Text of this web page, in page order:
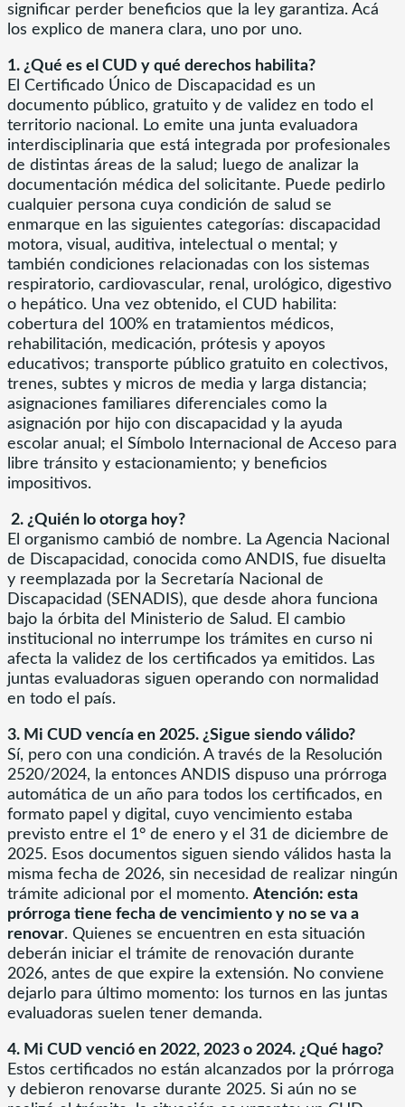
significar perder beneficios que la ley garantiza. Acá
los explico de manera clara, uno por uno.
1. ¿Qué es el CUD y qué derechos habilita?
El Certificado Único de Discapacidad es un
documento público, gratuito y de validez en todo el
territorio nacional. Lo emite una junta evaluadora
interdisciplinaria que está integrada por profesionales
de distintas áreas de la salud; luego de analizar la
documentación médica del solicitante. Puede pedirlo
cualquier persona cuya condición de salud se
enmarque en las siguientes categorías: discapacidad
motora, visual, auditiva, intelectual o mental; y
también condiciones relacionadas con los sistemas
respiratorio, cardiovascular, renal, urológico, digestivo
o hepático. Una vez obtenido, el CUD habilita:
cobertura del 100% en tratamientos médicos,
rehabilitación, medicación, prótesis y apoyos
educativos; transporte público gratuito en colectivos,
trenes, subtes y micros de media y larga distancia;
asignaciones familiares diferenciales como la
asignación por hijo con discapacidad y la ayuda
escolar anual; el Símbolo Internacional de Acceso para
libre tránsito y estacionamiento; y beneficios
impositivos.
2. ¿Quién lo otorga hoy?
El organismo cambió de nombre. La Agencia Nacional
de Discapacidad, conocida como ANDIS, fue disuelta
y reemplazada por la Secretaría Nacional de
Discapacidad (SENADIS), que desde ahora funciona
bajo la órbita del Ministerio de Salud. El cambio
institucional no interrumpe los trámites en curso ni
afecta la validez de los certificados ya emitidos. Las
juntas evaluadoras siguen operando con normalidad
en todo el país.
3. Mi CUD vencía en 2025. ¿Sigue siendo válido?
Sí, pero con una condición. A través de la Resolución
2520/2024, la entonces ANDIS dispuso una prórroga
automática de un año para todos los certificados, en
formato papel y digital, cuyo vencimiento estaba
previsto entre el 1° de enero y el 31 de diciembre de
2025. Esos documentos siguen siendo válidos hasta la
misma fecha de 2026, sin necesidad de realizar ningún
trámite adicional por el momento. Atención: esta
prórroga tiene fecha de vencimiento y no se va a
renovar. Quienes se encuentren en esta situación
deberán iniciar el trámite de renovación durante
2026, antes de que expire la extensión. No conviene
dejarlo para último momento: los turnos en las juntas
evaluadoras suelen tener demanda.
4. Mi CUD venció en 2022, 2023 o 2024. ¿Qué hago?
Estos certificados no están alcanzados por la prórroga
y debieron renovarse durante 2025. Si aún no se